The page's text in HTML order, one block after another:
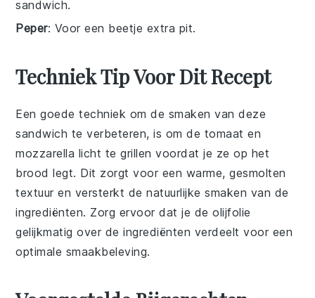
sandwich.
Peper: Voor een beetje extra pit.
Techniek Tip Voor Dit Recept
Een goede techniek om de smaken van deze
sandwich te verbeteren, is om de tomaat en
mozzarella licht te grillen voordat je ze op het
brood legt. Dit zorgt voor een warme, gesmolten
textuur en versterkt de natuurlijke smaken van de
ingrediënten. Zorg ervoor dat je deolijfolie
gelijkmatig over de ingrediënten verdeelt voor een
optimale smaakbeleving.